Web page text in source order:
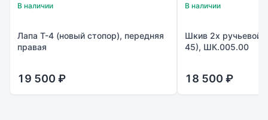
В наличии
Лапа Т-4 (новый стопор), передняя
правая
19 500 ₽
В наличии
Шкив 2х ручьевой
45), ШК.005.00
18 500 ₽